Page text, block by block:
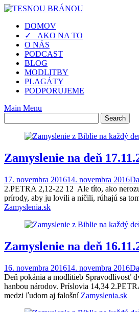
Skip
contentDOMOV
✓ AKO NA TO
O NÁS
PODCAST
BLOG
MODLITBY
PLAGÁTY
PODPORUJEME
Main Menu
Zamyslenie na deň
17. novembra 201614. novembra 2016
2.PETRA 2,12-22 12 Ale títo, ako
prírody, aby ju lovili a ničili, rúhajú sa
Zamyslenia.sk
Zamyslenie na deň
16. novembra 201614. novembra 2016
Deň pokánia a modlitieb Spravodlivosť
hanbou národov. Príslovia 14,34
medzi ľudom aj falošní Zamyslenia.sk